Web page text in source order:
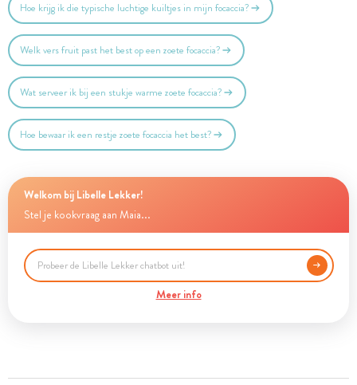
Hoe krijg ik die typische luchtige kuiltjes in mijn focaccia?
Welk vers fruit past het best op een zoete focaccia?
Wat serveer ik bij een stukje warme zoete focaccia?
Hoe bewaar ik een restje zoete focaccia het best?
Welkom bij Libelle Lekker!
Stel je kookvraag aan Maia...
Meer info